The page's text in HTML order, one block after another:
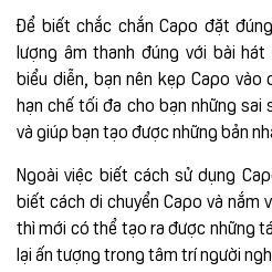
Để biết chắc chắn Capo đặt
lượng âm thanh đúng với bài
biểu diễn, bạn nên kẹp Capo vào
hạn chế tối đa cho bạn những
và giúp bạn tạo được những bản
Ngoài việc biết cách sử dụng
biết cách di chuyển Capo và nắm
thì mới có thể tạo ra được những
lại ấn tượng trong tâm trí người